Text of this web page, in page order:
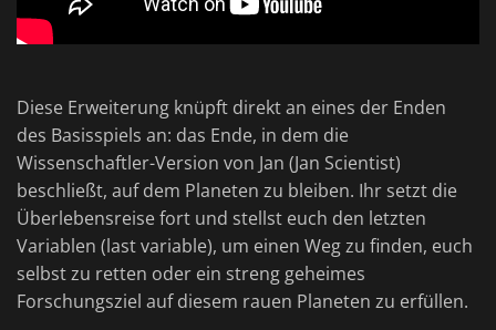
Diese Erweiterung knüpft direkt an eines der Enden
des Basisspiels an: das Ende, in dem die
Wissenschaftler-Version von Jan (Jan Scientist)
beschließt, auf dem Planeten zu bleiben. Ihr setzt die
Überlebensreise fort und stellst euch den letzten
Variablen (last variable), um einen Weg zu finden, euch
selbst zu retten oder ein streng geheimes
Forschungsziel auf diesem rauen Planeten zu erfüllen.